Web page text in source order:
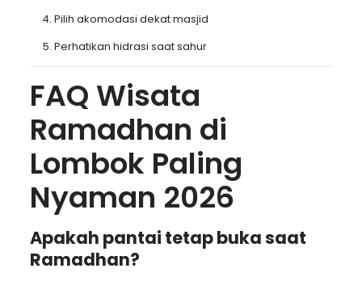
Pilih akomodasi dekat masjid
Perhatikan hidrasi saat sahur
FAQ Wisata
Ramadhan di
Lombok Paling
Nyaman 2026
Apakah pantai tetap buka saat
Ramadhan?